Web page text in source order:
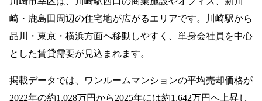
崎・鹿島田周辺の住宅地が広がるエリアです。川崎駅から
品川・東京・横浜方面へ移動しやすく、単身会社員を中心
とした賃貸需要が見込まれます。
掲載データでは、ワンルームマンションの平均売却価格が
2022年の約1,028万円から2025年には約1,642万円へ上昇し